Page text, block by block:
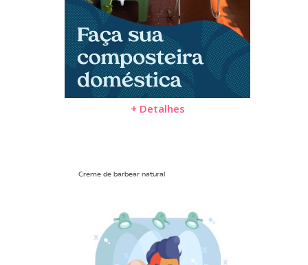
+ Detalhes
Creme de barbear natural